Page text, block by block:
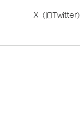
X（旧Twitter